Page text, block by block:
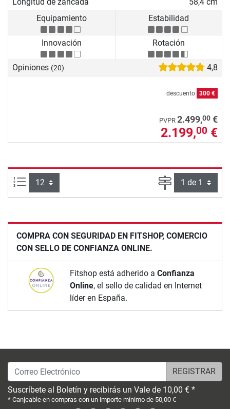
Equipamiento
Estabilidad
Innovación Rotación
Opiniones (20) 4,8
descuento 300 €
PVPR 2.499,00 €
2.199,00 €
Artículos por página: Página
COMPRA CON SEGURIDAD EN FITSHOP, COMERCIO
CON SELLO DE CONFIANZA ONLINE.
Fitshop está adherido a Confianza
Online, el sello de calidad en Internet
líder en España.
Correo Electrónico
Suscríbete al Boletín y recibirás un Vale de 10,00 € *
* Canjeable en compras con un importe mínimo de 50,00 €